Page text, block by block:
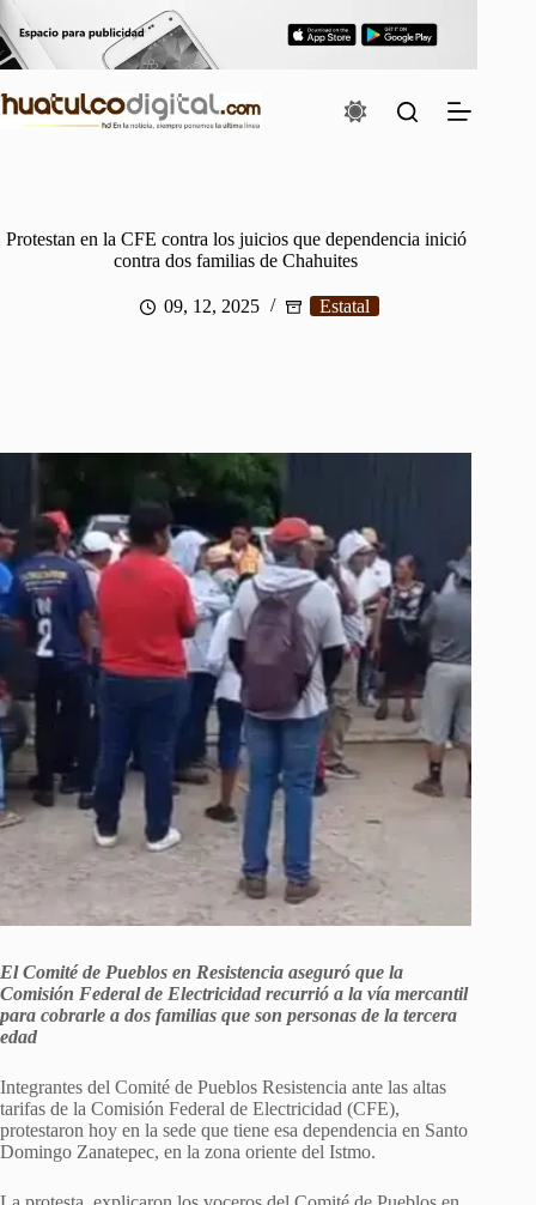
al
contenido
Protestan en la CFE contra los juicios que dependencia inició
contra dos familias de Chahuites
09, 12, 2025 Estatal
El Comité de Pueblos en Resistencia aseguró que la
Comisión Federal de Electricidad recurrió a la vía mercantil
para cobrarle a dos familias que son personas de la tercera
edad
Integrantes del Comité de Pueblos Resistencia ante las altas
tarifas de la Comisión Federal de Electricidad (CFE),
protestaron hoy en la sede que tiene esa dependencia en Santo
Domingo Zanatepec, en la zona oriente del Istmo.